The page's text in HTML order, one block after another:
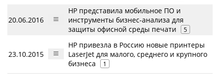
20.06.2016
HP представила мобильное ПО и
инструменты бизнес-анализа для
защиты офисной среды печати
5
23.10.2015
HP привезла в Россию новые принтеры
LaserJet для малого, среднего и крупного
бизнеса
1